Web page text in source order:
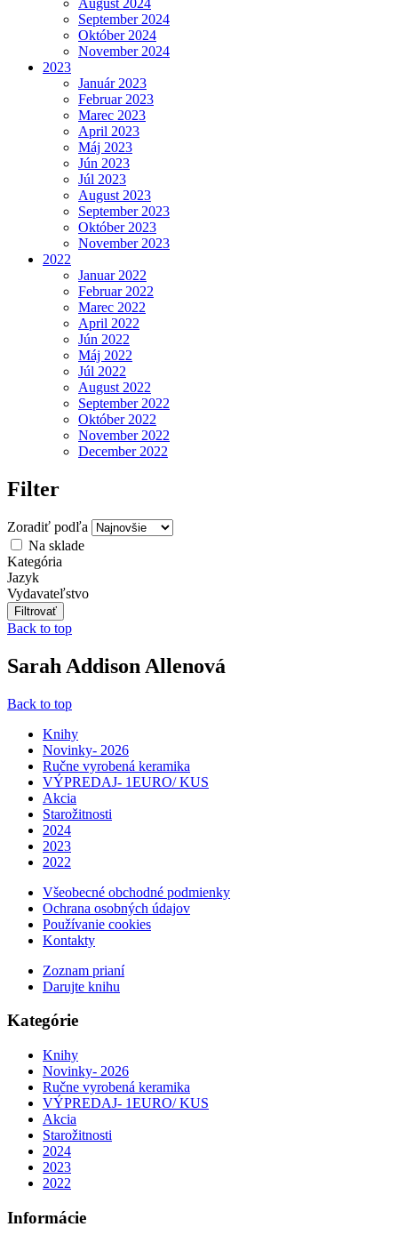
August 2024
September 2024
Október 2024
November 2024
2023
Január 2023
Februar 2023
Marec 2023
April 2023
Máj 2023
Jún 2023
Júl 2023
August 2023
September 2023
Október 2023
November 2023
2022
Januar 2022
Februar 2022
Marec 2022
April 2022
Jún 2022
Máj 2022
Júl 2022
August 2022
September 2022
Október 2022
November 2022
December 2022
Filter
Zoradiť podľa
Na sklade
Kategória
Jazyk
Vydavateľstvo
Back to top
Sarah Addison Allenová
Back to top
Knihy
Novinky- 2026
Ručne vyrobená keramika
VÝPREDAJ- 1EURO/ KUS
Akcia
Starožitnosti
2024
2023
2022
Všeobecné obchodné podmienky
Ochrana osobných údajov
Používanie cookies
Kontakty
Zoznam prianí
Darujte knihu
Kategórie
Knihy
Novinky- 2026
Ručne vyrobená keramika
VÝPREDAJ- 1EURO/ KUS
Akcia
Starožitnosti
2024
2023
2022
Informácie